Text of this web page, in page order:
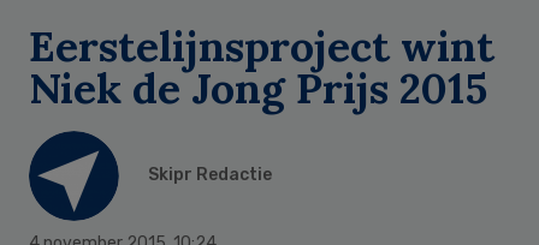
Eerstelijnsproject wint
Niek de Jong Prijs 2015
Skipr Redactie